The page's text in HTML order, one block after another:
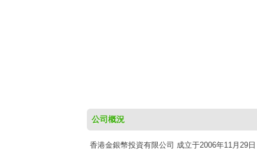
公司概況
香港金銀幣投資有限公司 成立于2006年11月29